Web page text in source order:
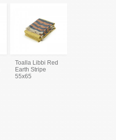
Toalla Libbi Red
Earth Stripe
55x65